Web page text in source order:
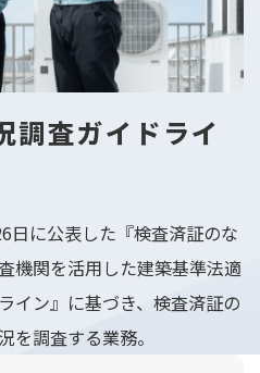
調査ガイドライ
日に公表した『検査済証のな
機関を活用した建築基準法適
イン』に基づき、検査済証の
を調査する業務。